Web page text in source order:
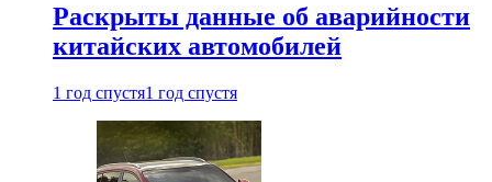
Раскрыты данные об аварийности
китайских автомобилей
1 год спустя1 год спустя